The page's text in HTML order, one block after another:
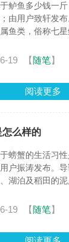
鲈鱼多少钱一
由用户致轩发
鱼类，俗称七星
，我国各沿海地
19 【随笔】
阅读更多
么样的
螃蟹的生活习
户振涛发布。
湖泊及稻田的泥
能力很强，短则
19 【随笔】